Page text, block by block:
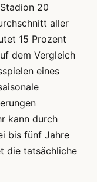
20
aller
15 Prozent
dem Vergleich
eines
kann durch
bis fünf Jahre
die tatsächliche